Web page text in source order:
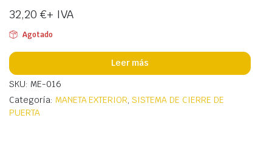
32,20 €+ IVA
Agotado
Leer más
SKU: ME-016
Categoría: MANETA EXTERIOR,SISTEMA DE CIERRE DE
PUERTA